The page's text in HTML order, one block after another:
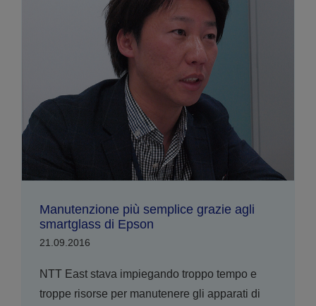
Manutenzione più semplice grazie agli
smartglass di Epson
21.09.2016
NTT East stava impiegando troppo tempo e
troppe risorse per manutenere gli apparati di